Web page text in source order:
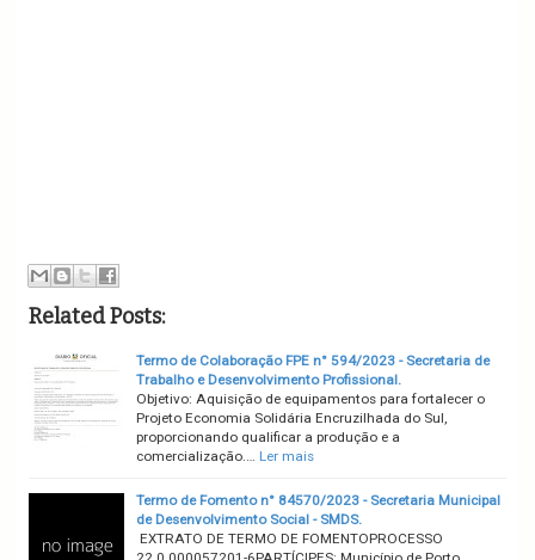
Related Posts:
Termo de Colaboração FPE n° 594/2023 - Secretaria de
Trabalho e Desenvolvimento Profissional.
Objetivo: Aquisição de equipamentos para fortalecer o
Projeto Economia Solidária Encruzilhada do Sul,
proporcionando qualificar a produção e a
comercialização.…
Ler mais
Termo de Fomento n° 84570/2023 - Secretaria Municipal
de Desenvolvimento Social - SMDS.
EXTRATO DE TERMO DE FOMENTOPROCESSO